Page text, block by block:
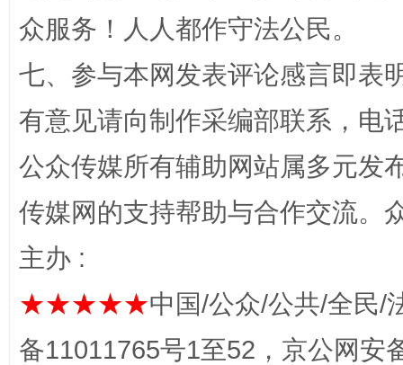
众服务！人人都作守法公民。
七、参与本网发表评论感言即表
有意见请向制作采编部联系，电
公众传媒所有辅助网站属多元发
传媒网的支持帮助与合作交流。
主办 :
★★★★★中国/公众/公共/全民/
备11011765号1至52，京公网安